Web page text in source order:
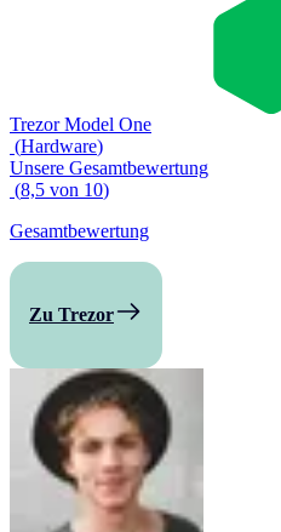
Trezor Model One
(Hardware)
Unsere Gesamtbewertung
(8,5 von 10)
Gesamtbewertung
Zu Trezor